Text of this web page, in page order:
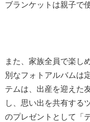
ブランケットは親子で
また、家族全員で楽し
別なフォトアルバムは
テムは、出産を迎えた
し、思い出を共有する
のプレゼントとして「